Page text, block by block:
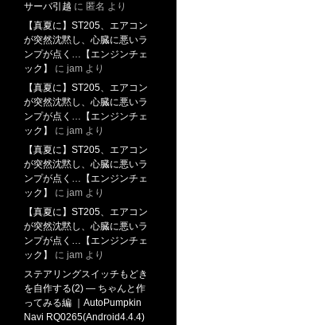
サーバ引越 に 匿名 より
【真夏に】ST205、エアコン
が突然沈黙し、心臓に悪いラ
ンプが点く…【エンジンチェ
ック】
に jam より
【真夏に】ST205、エアコン
が突然沈黙し、心臓に悪いラ
ンプが点く…【エンジンチェ
ック】
に jam より
【真夏に】ST205、エアコン
が突然沈黙し、心臓に悪いラ
ンプが点く…【エンジンチェ
ック】
に jam より
【真夏に】ST205、エアコン
が突然沈黙し、心臓に悪いラ
ンプが点く…【エンジンチェ
ック】
に jam より
ステアリングスイッチもどき
を自作する(2) ― ちゃんと作
ってみる編 ｜AutoPumpkin
Navi RQ0265(Android4.4.4)